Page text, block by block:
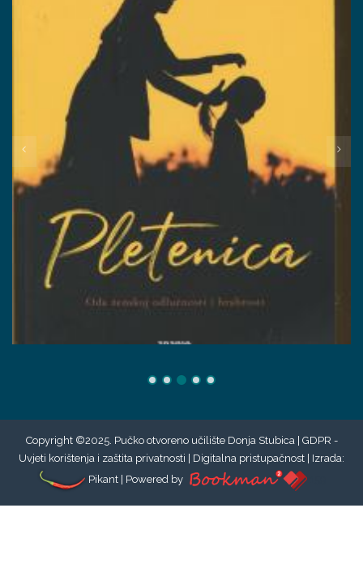
Copyright ©2025. Pučko otvoreno učilište Donja Stubica | GDPR -
Uvjeti korištenja i zaštita privatnosti
Digitalna pristupačnost | Izrada:
Pikant | Powered by